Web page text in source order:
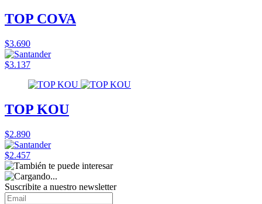
TOP COVA
$3.690
$3.137
TOP KOU
$2.890
$2.457
Suscribite a nuestro newsletter